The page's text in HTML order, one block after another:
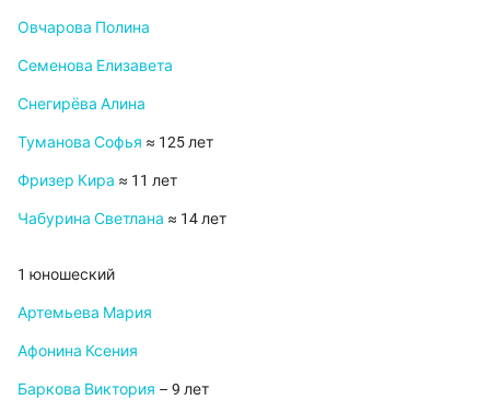
Овчарова Полина
Семенова Елизавета
Снегирёва Алина
Туманова Софья ≈ 125 лет
Фризер Кира ≈ 11 лет
Чабурина Светлана ≈ 14 лет
1 юношеский
Артемьева Мария
Афонина Ксения
Баркова Виктория – 9 лет